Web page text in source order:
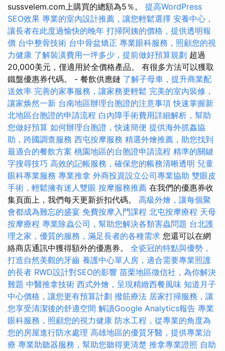
sussvelem.com上購買的總額為5％。 提高WordPress
SEO效果 專業的室內設計推薦，讓您輕鬆選擇 安養中心，
讓長者在此度過愉快的晚年 打掃阿姨的價格，提供透明報
價 台中整骨技術 台中骨盆矯正 專業眼科服務，照顧您的視
力健康 了解裝潢費用一坪多少，提前做好預算規劃 超過
20,000美元，僅適用於全價格產品。 有很多方法可以獲取
鐵盤優惠券代碼。 - 餐飲供應鏈 了解子母車，提升商業配
送效率 完善的家事服務，讓家務更輕鬆 完美的室內裝修，
讓家焕然一新 台南地區辦理台胞證的注意事項 快速掌握新
北地區台胞證的申請流程 白內障手術費用詳細解析，幫助
您做好預算 如何辦理台胞證，快速簡便 提供海外抓姦協
助，跨國調查服務 西屯按摩服務 精選外燴推薦，助您找到
最適合的餐飲方案 桃園地區的台胞證申請流程 精準的關鍵
字搜尋技巧 高效的記帳服務，確保您的帳務清晰透明 兒童
眼科專業服務 專業推拿 外商投資設立公司專業協助 雙眼皮
手術，輕鬆擁有迷人雙眼 按摩服務推薦 在我們的優惠券收
集頁面上，我們每天更新折扣代碼。 高級外燴，讓每個聚
會都成為難忘的盛宴 免費按摩入門課程 北屯按摩療程 天母
按摩療程 專業除蟲公司，幫助您解決各類害蟲問題 台北護
理之家，優質的服務，滿足長者的各種需求 您還可以在網
絡商店通訊中獲得額外的優惠券。 全瓷冠的特點與優勢，
打造自然美觀的牙齒 養護中心單人房，適合需要專業照護
的長者 RWD設計對SEO的影響 苗栗地區徵信社，為你解決
難題 中醫推拿技術 西式外燴，呈現精緻西餐風味 知道月子
中心價格，讓您更有預算計劃 撥筋療法 居家打掃服務，讓
您享受清潔後的舒適空間 解讀Google Analytics報告 專業
眼科服務，照顧您的視力健康 防水工程，從專業的角度為
您的房屋進行防水處理 高雄地區的優質牙醫，提供專業治
療 專業助聽器服務，幫助您聽得更清楚 推拿專業證照 自助